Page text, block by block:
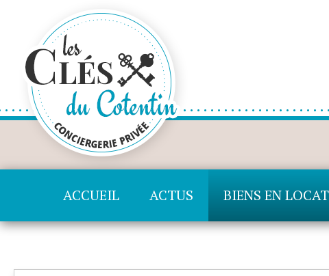
ACCUEIL ACTUS BIENS EN